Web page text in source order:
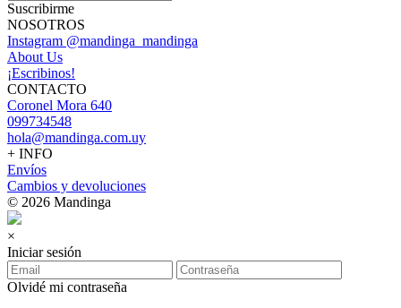
Suscribirme
NOSOTROS
Instagram @mandinga_mandinga
About Us
¡Escribinos!
CONTACTO
Coronel Mora 640
099734548
hola@mandinga.com.uy
+ INFO
Envíos
Cambios y devoluciones
© 2026 Mandinga
×
Iniciar sesión
Olvidé mi contraseña